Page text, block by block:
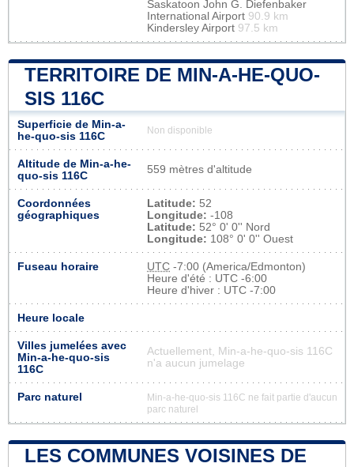
Saskatoon John G. Diefenbaker
International Airport 90.9 km
Kindersley Airport 97.5 km
TERRITOIRE DE MIN-A-HE-QUO-
SIS 116C
Superficie de Min-a-
he-quo-sis 116C
Non disponible
Altitude de Min-a-he-
quo-sis 116C
559 mètres d'altitude
Coordonnées
géographiques
Latitude: 52
Longitude: -108
Latitude: 52° 0' 0'' Nord
Longitude: 108° 0' 0'' Ouest
Fuseau horaire UTC -7:00 (America/Edmonton)
Heure d'été : UTC -6:00
Heure d'hiver : UTC -7:00
Heure locale
Villes jumelées avec
Min-a-he-quo-sis
116C
Actuellement, Min-a-he-quo-sis 116C
n'a aucun jumelage
Parc naturel
Min-a-he-quo-sis 116C ne fait partie d'aucun
parc naturel
LES COMMUNES VOISINES DE